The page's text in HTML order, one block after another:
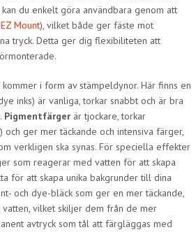
du enkelt göra användbara genom att
EZ Mount), vilket både ger fäste mot
tryck. Detta ger dig flexibiliteten att
kommer i form av stämpeldynor. Här finns en
inks) är vanliga, torkar snabbt och är bra
Pigmentfärgerär tjockare, torkar
ger mer täckande och intensiva färger,
verkligen ska synas. För speciella effekter
som reagerar med vatten för att skapa
för att skapa unika bakgrunder till dina
och dye-bläck som ger en mer täckande,
vilket skiljer dem från de mer
avtryck som tål att färgläggas med